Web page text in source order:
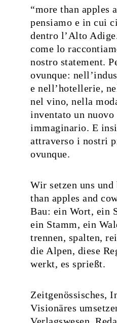
“more than apples
pensiamo e in cui
dentro l’Alto
come lo
nostro statement.
ovunque:
e nell’hotellerie,
nel vino, nella
inventato un
immaginario. E
attraverso i nostri
ovunque.
Wir setzen uns
than apples and
Bau: ein Wort, ein
ein Stamm, ein
trennen, spalten,
die Alpen, diese
werkt, es sprießt.
Zeitgenössisches,
Visionäres